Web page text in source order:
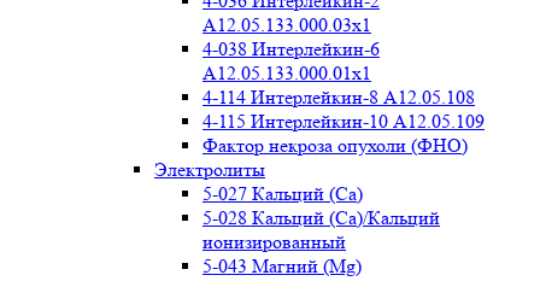
A12.05.133.000.03x1
4-038 Интерлейкин-6
A12.05.133.000.01x1
4-114 Интерлейкин-8 A12.05.108
4-115 Интерлейкин-10 A12.05.109
Фактор некроза опухоли (ФНО)
Электролиты
5-027 Кальций (Ca)
5-028 Кальций (Ca)/Кальций
ионизированный
5-043 Магний (Mg)